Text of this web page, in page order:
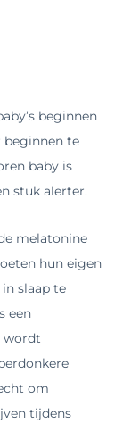
beginnen
beginnen te
baby is
stuk alerter.
melatonine
hun eigen
slaap te
een
wordt
om
tijdens